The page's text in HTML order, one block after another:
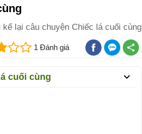
lại câu chuyện Chiếc lá cuối cùng
1 Đánh giá
cuối cùng